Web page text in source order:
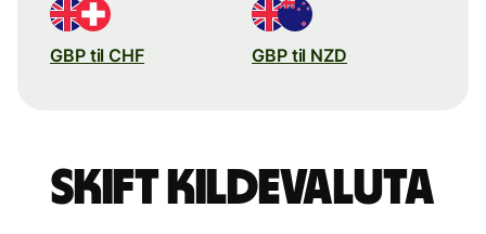
GBP til CHF GBP til NZD
Skift kildevaluta